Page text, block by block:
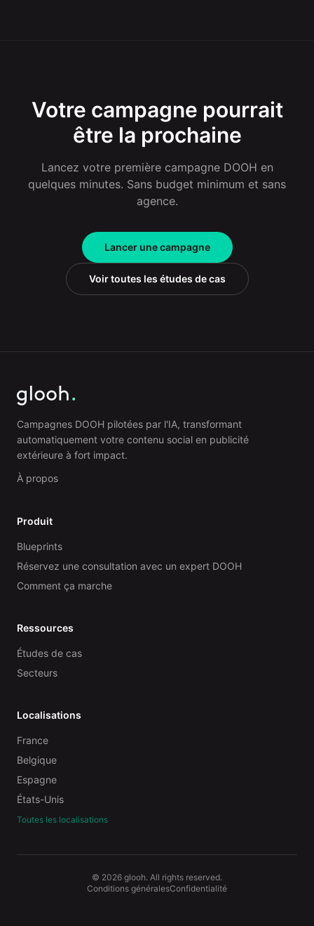
Votre campagne pourrait
être la prochaine
Lancez votre première campagne DOOH en
quelques minutes. Sans budget minimum et sans
agence.
Lancer une campagne
Voir toutes les études de cas
Campagnes DOOH pilotées par l'IA, transformant
automatiquement votre contenu social en publicité
extérieure à fort impact.
À propos
Produit
Blueprints
Réservez une consultation avec un expert DOOH
Comment ça marche
Ressources
Études de cas
Secteurs
Localisations
France
Belgique
Espagne
États-Unis
Toutes les localisations
© 2026 glooh. All rights reserved.
Conditions généralesConfidentialité